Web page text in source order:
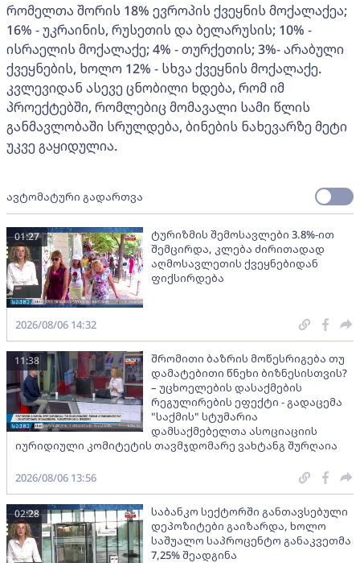
რომელთა შორის 18% ევროპის ქვეყნის მოქალაქეა;
16% - უკრაინის, რუსეთის და ბელარუსის; 10% -
ისრაელის მოქალაქე; 4% - თურქეთის; 3%- არაბული
ქვეყნების, ხოლო 12% - სხვა ქვეყნის მოქალაქე.
კვლევიდან ასევე ცნობილი ხდება, რომ იმ
პროექტებში, რომლებიც მომავალი სამი წლის
განმავლობაში სრულდება, ბინების ნახევარზე მეტი
უკვე გაყიდულია.
ავტომატური გადართვა
ტურიზმის შემოსავლები 3.8%-ით
შემცირდა, კლება ძირითადად
აღმოსავლეთის ქვეყნებიდან
ფიქსირდება
01:27
2026/08/06 14:32
შრომითი ბაზრის მოწესრიგება თუ
დამატებითი წნეხი ბიზნესისთვის?
– უცხოელების დასაქმების
რეგულირების ეფექტი - გადაცემა
"საქმის" სტუმარია
დამსაქმებელთა ასოციაციის
იურიდიული კომიტეტის თავმჯდომარე ვახტანგ შურღაია
11:38
2026/08/06 13:56
საბანკო სექტორში განთავსებული
დეპოზიტები გაიზარდა, ხოლო
საშუალო საპროცენტო განაკვეთმა
7,25% შეადგინა
02:28